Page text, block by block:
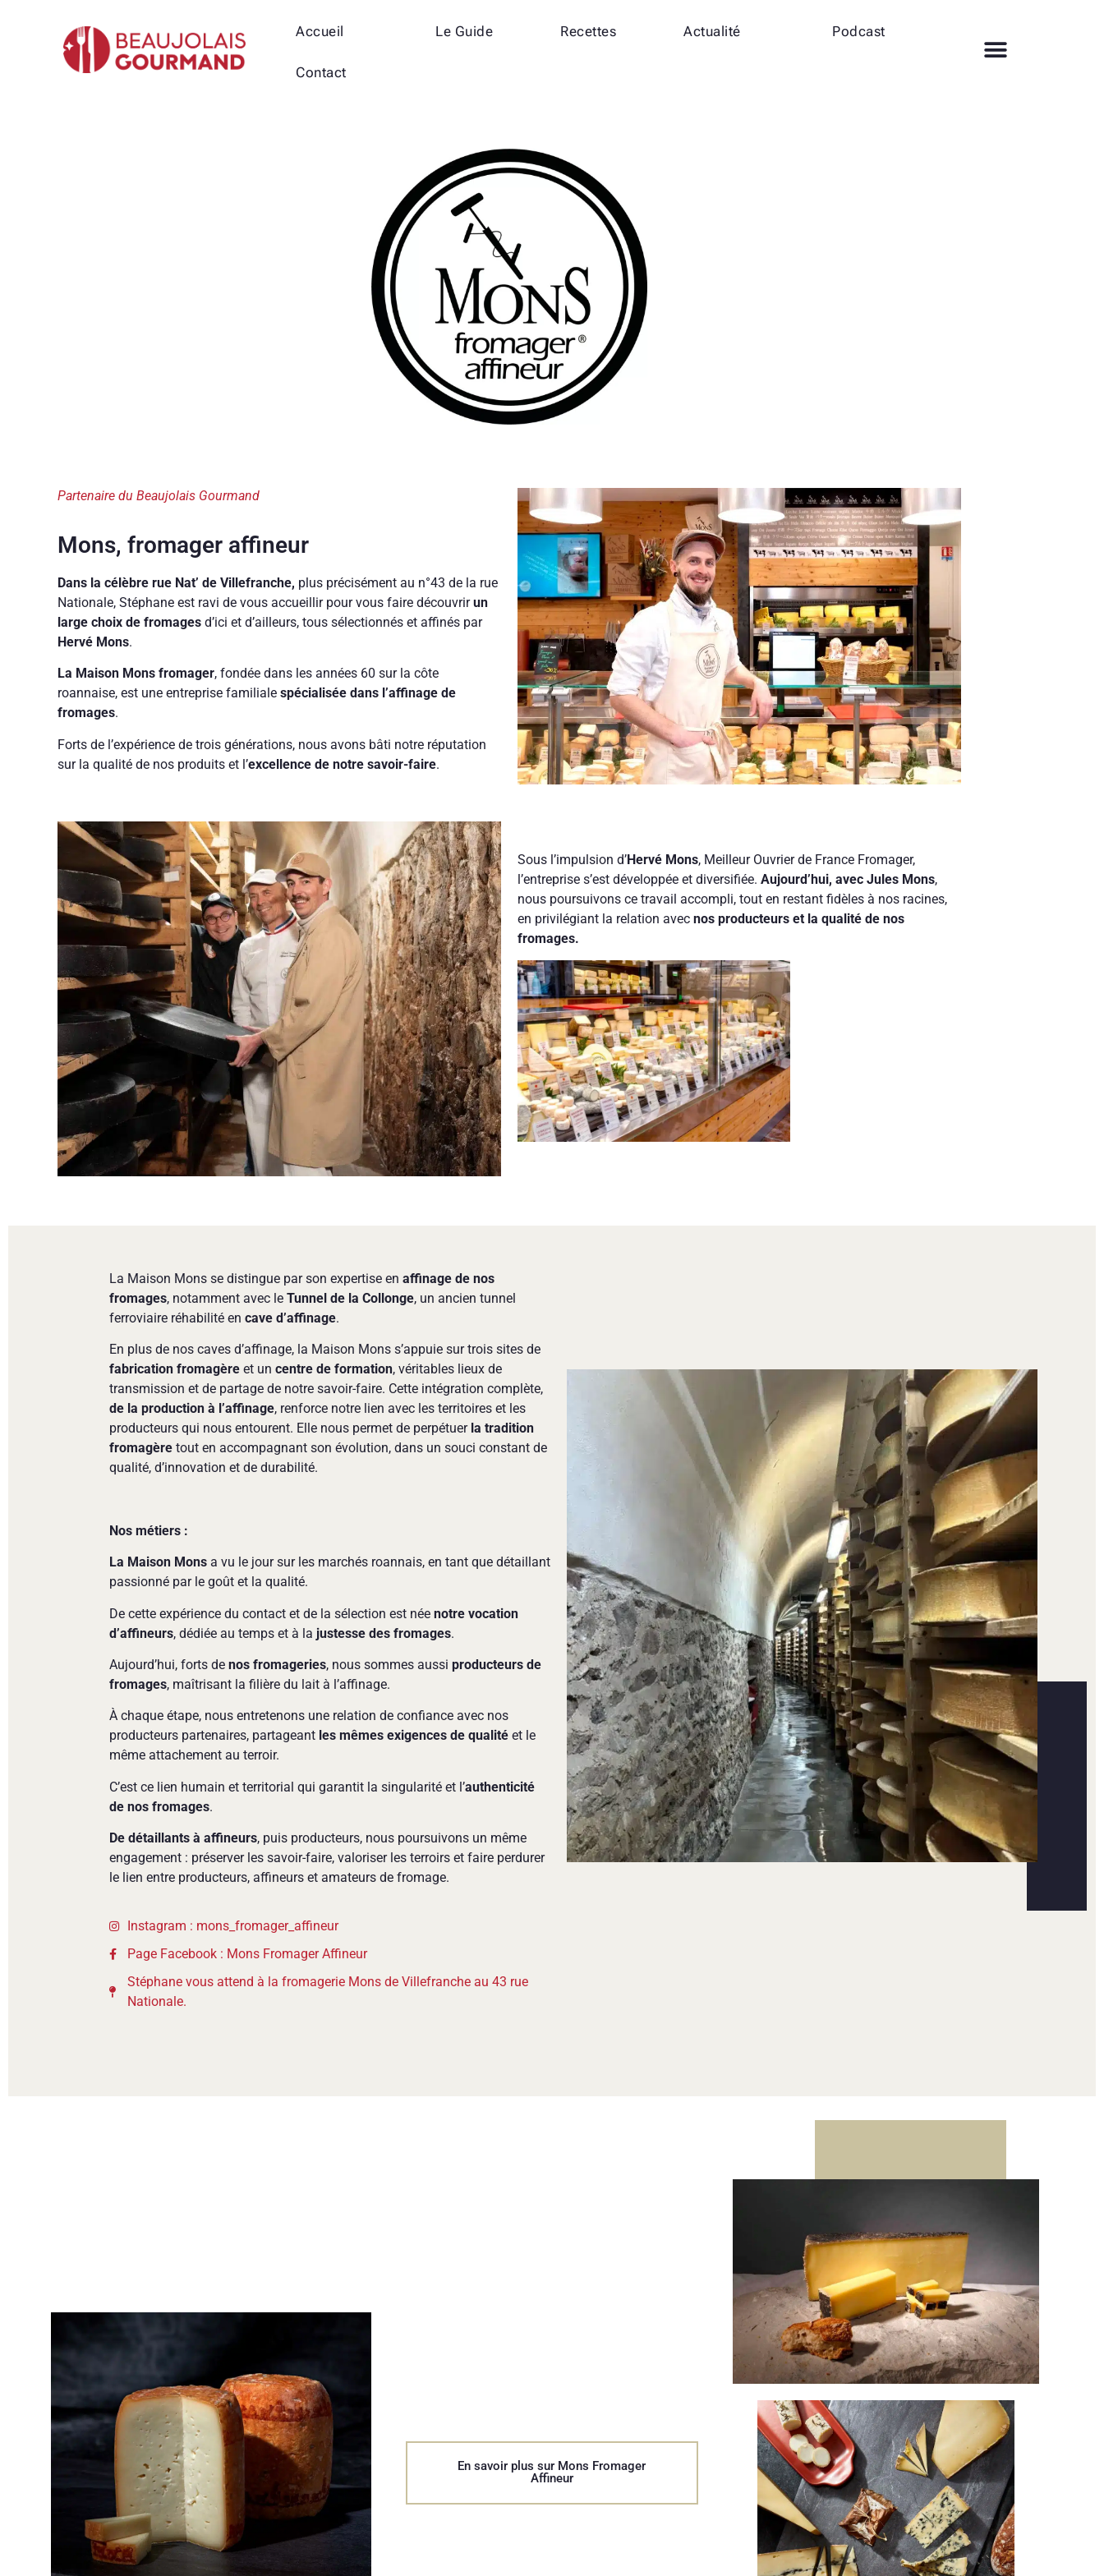
Accueil Le Guide Recettes Actualité Podcast
Contact
Partenaire du Beaujolais Gourmand
Mons, fromager affineur
Dans la célèbre rue Nat’ de Villefranche, plus précisément au n°43 de la rue
Nationale, Stéphane est ravi de vous accueillir pour vous faire découvrirun
large choix de fromagesd’ici et d’ailleurs, tous sélectionnés et affinés par
Hervé Mons.
La Maison Mons fromager, fondée dans les années 60 sur la côte
roannaise, est une entreprise familiale spécialisée dans l’affinage de
fromages.
Forts de l’expérience de trois générations, nous avons bâti notre réputation
sur la qualité de nos produits et l’excellence de notre savoir-faire.
Sous l’impulsion d’Hervé Mons, Meilleur Ouvrier de France Fromager,
l’entreprise s’est développée et diversifiée. Aujourd’hui, avec Jules Mons,
nous poursuivons ce travail accompli, tout en restant fidèles à nos racines,
en privilégiant la relation avec nos producteurs et la qualité de nos
fromages.
La Maison Mons se distingue par son expertise en affinage de nos
fromages, notamment avec le Tunnel de la Collonge, un ancien tunnel
ferroviaire réhabilité en cave d’affinage.
En plus de nos caves d’affinage, la Maison Mons s’appuie sur trois sites de
fabrication fromagèreet un centre de formation, véritables lieux de
transmission et de partage de notre savoir-faire. Cette intégration complète,
de la production à l’affinage, renforce notre lien avec les territoires et les
producteurs qui nous entourent. Elle nous permet de perpétuer la tradition
fromagèretout en accompagnant son évolution, dans un souci constant de
qualité, d’innovation et de durabilité.
Nos métiers :
La Maison Monsa vu le jour sur les marchés roannais, en tant que détaillant
passionné par le goût et la qualité.
De cette expérience du contact et de la sélection est née notre vocation
d’affineurs, dédiée au temps et à la justesse des fromages.
Aujourd’hui, forts de nos fromageries, nous sommes aussi producteurs de
fromages, maîtrisant la filière du lait à l’affinage.
À chaque étape, nous entretenons une relation de confiance avec nos
producteurs partenaires, partageant les mêmes exigences de qualitéet le
même attachement au terroir.
C’est ce lien humain et territorial qui garantit la singularité et l’authenticité
de nos fromages.
De détaillants à affineurs, puis producteurs, nous poursuivons un même
engagement : préserver les savoir-faire, valoriser les terroirs et faire perdurer
le lien entre producteurs, affineurs et amateurs de fromage.
Instagram : mons_fromager_affineur
Page Facebook : Mons Fromager Affineur
Stéphane vous attend à la fromagerie Mons de Villefranche au 43 rue
Nationale.
En savoir plus sur Mons Fromager
Affineur